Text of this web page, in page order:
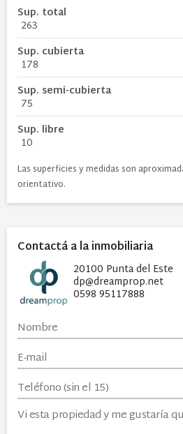
Sup. total
263
Sup. cubierta
178
Sup. semi-cubierta
75
Sup. libre
10
Las superficies y medidas son
orientativo.
Contactá a la inmobiliaria
20100 Punta del Este
dp@dreamprop.net
0598 95117888